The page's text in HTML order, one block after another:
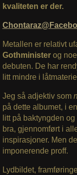
kvaliteten er der.
Metallen er relativt
Gothminister og
debuten. De har
litt mindre i
Jeg så adjektiv som
på dette albumet, i
litt på baktyngden
bra, gjennomført i
inspirasjoner. Men
imponerende proff.
Lydbildet,